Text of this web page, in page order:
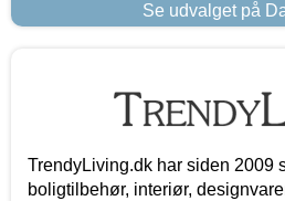
Se udvalget på
TrendyLiving.dk har siden 2009
boligtilbehør, interiør,